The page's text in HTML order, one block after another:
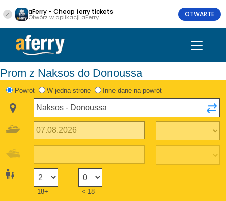
aFerry - Cheap ferry tickets
Otwórz w aplikacji aFerry OTWARTE
Prom z Naksos do Donoussa
Powrót W jedną stronę Inne dane na powrót
18+ < 18